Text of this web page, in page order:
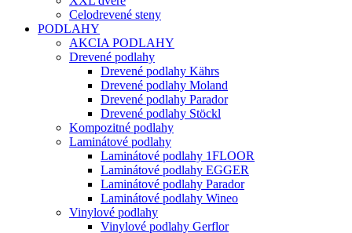
Celodrevené steny
PODLAHY
AKCIA PODLAHY
Drevené podlahy
Drevené podlahy Kährs
Drevené podlahy Moland
Drevené podlahy Parador
Drevené podlahy Stöckl
Kompozitné podlahy
Laminátové podlahy
Laminátové podlahy 1FLOOR
Laminátové podlahy EGGER
Laminátové podlahy Parador
Laminátové podlahy Wineo
Vinylové podlahy
Vinylové podlahy Gerflor